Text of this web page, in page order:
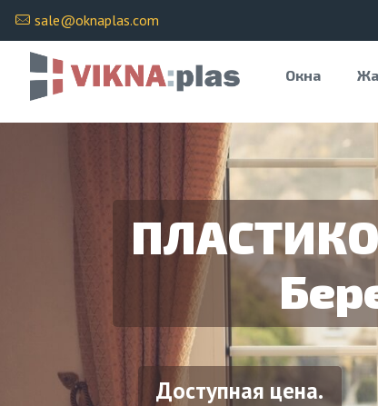
sale@oknaplas.com
Окна
Доступная цена.